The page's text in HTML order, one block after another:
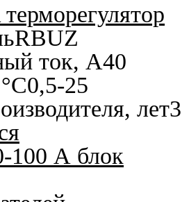
RBUZ
ток, A40
0,5-25
лет3